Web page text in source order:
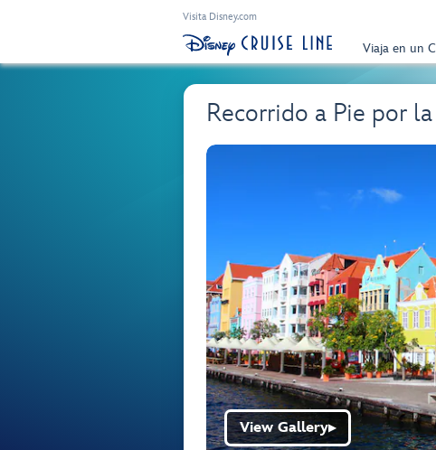
Visita Disney.com
Viaja en un
Recorrido a Pie por
View Gallery▶